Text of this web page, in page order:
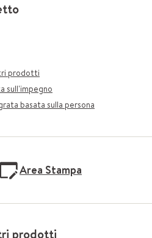
prodotti
sull'impegno
basata sulla persona
Area Stampa
prodotti